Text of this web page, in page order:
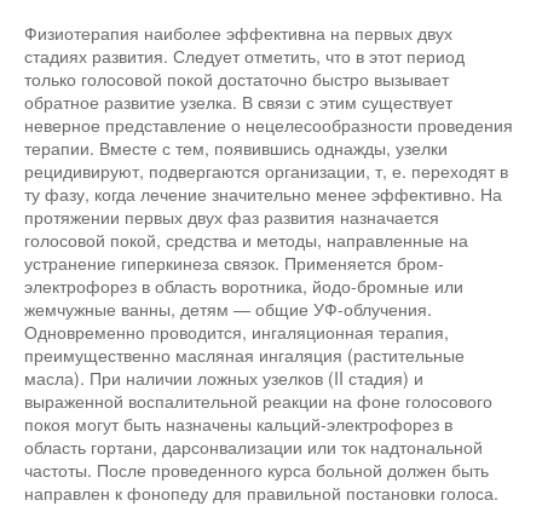
Физиотерапия наиболее эффективна на первых двух
стадиях развития. Следует отметить, что в этот период
только голосовой покой достаточно быстро вызывает
обратное развитие узелка. В связи с этим существует
неверное представление о нецелесообразности проведения
терапии. Вместе с тем, появившись однажды, узелки
рецидивируют, подвергаются организации, т, е. переходят в
ту фазу, когда лечение значительно менее эффективно. На
протяжении первых двух фаз развития назначается
голосовой покой, средства и методы, направленные на
устранение гиперкинеза связок. Применяется бром-
электрофорез в область воротника, йодо-бромные или
жемчужные ванны, детям — общие УФ-облучения.
Одновременно проводится, ингаляционная терапия,
преимущественно масляная ингаляция (растительные
масла). При наличии ложных узелков (II стадия) и
выраженной воспалительной реакции на фоне голосового
покоя могут быть назначены кальций-электрофорез в
область гортани, дарсонвализации или ток надтональной
частоты. После проведенного курса больной должен быть
направлен к фонопеду для правильной постановки голоса.